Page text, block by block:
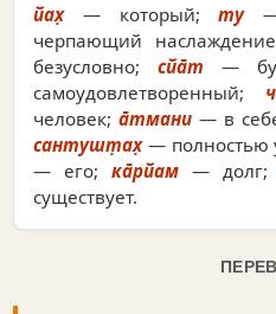
йах̣— который;ту—
черпающий
безусловно;сйа̄т —
самоудовлетворенный;
человек;а̄тмани — в
сантушт̣ах̣— полностью
— его;ка̄рйам — долг;
существует.